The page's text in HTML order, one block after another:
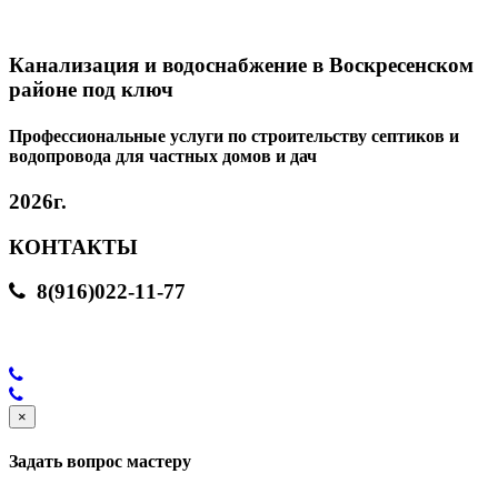
Канализация и водоснабжение в Воскресенском
районе под ключ
Профессиональные услуги по строительству септиков и
водопровода для частных домов и дач
2026г.
КОНТАКТЫ
8(916)022-11-77
×
Задать вопрос мастеру